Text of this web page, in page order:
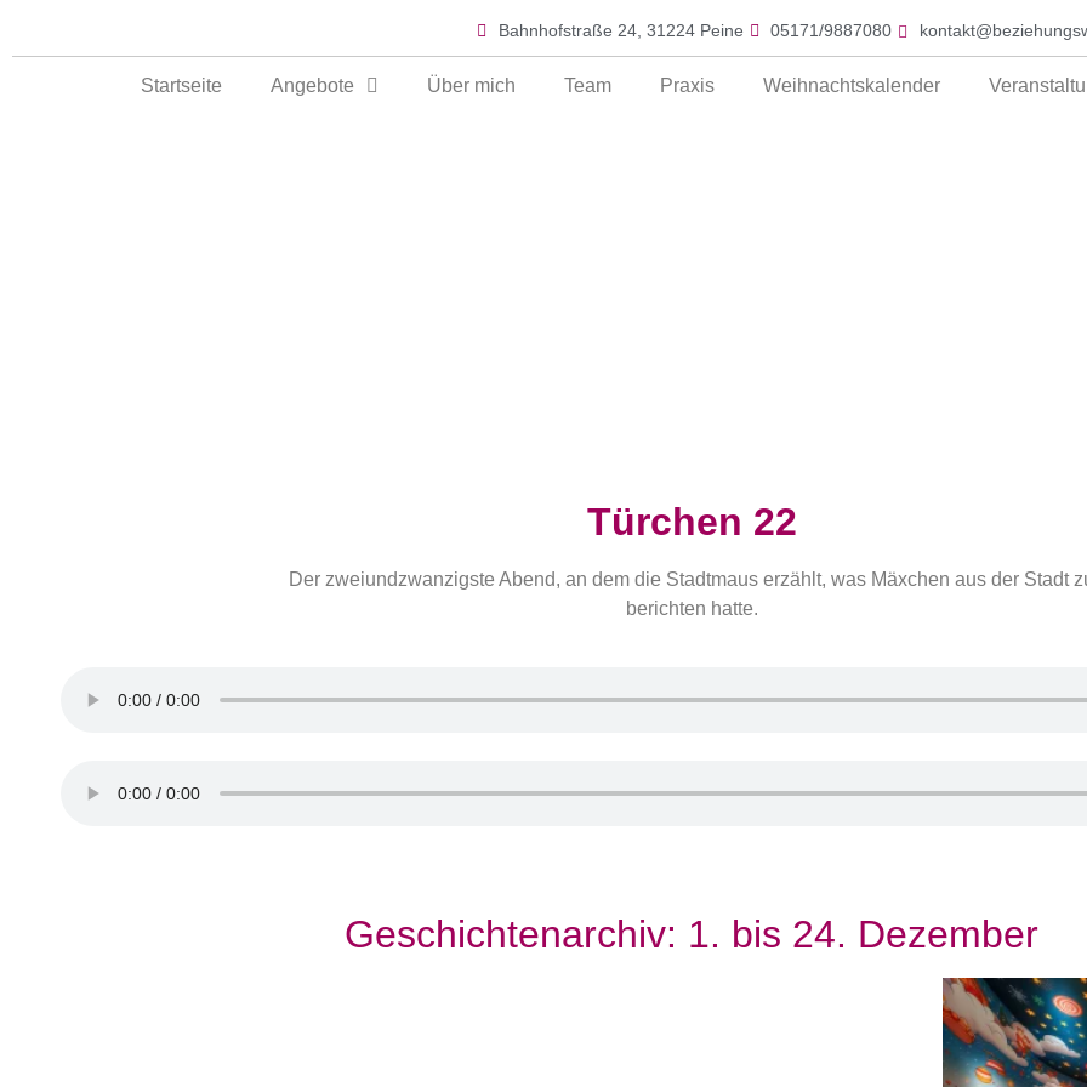
Bahnhofstraße 24, 31224 Peine 05171/9887080
Startseite Angebote Über mich Team Praxis Weihnachtskalender
Türchen 22
Der zweiundzwanzigste Abend, an dem die Stadtmaus erzählt, was Mäxchen aus der Stadt
berichten hatte.
Geschichtenarchiv: 1. bis 24. Dezember